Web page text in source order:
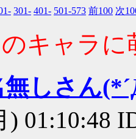
301- 401- 501-573 前100 次
キャラ
無しさん
) 01:10:48